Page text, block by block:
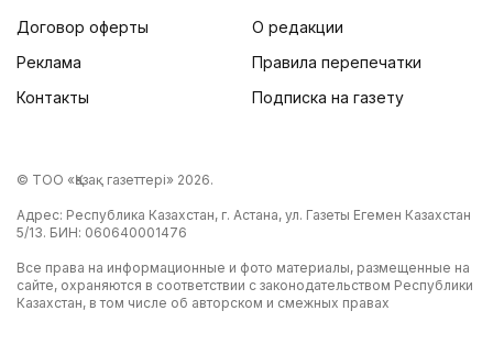
Договор оферты
Реклама
Контакты
О редакции
Правила перепечатки
Подписка на газету
© ТОО «Қазақ газеттері» 2026.
Адрес: Республика Казахстан, г. Астана, ул. Газеты Егемен Казахстан
5/13. БИН: 060640001476
Все права на информационные и фото материалы, размещенные на
сайте, охраняются в соответствии с законодательством Республики
Казахстан, в том числе об авторском и смежных правах